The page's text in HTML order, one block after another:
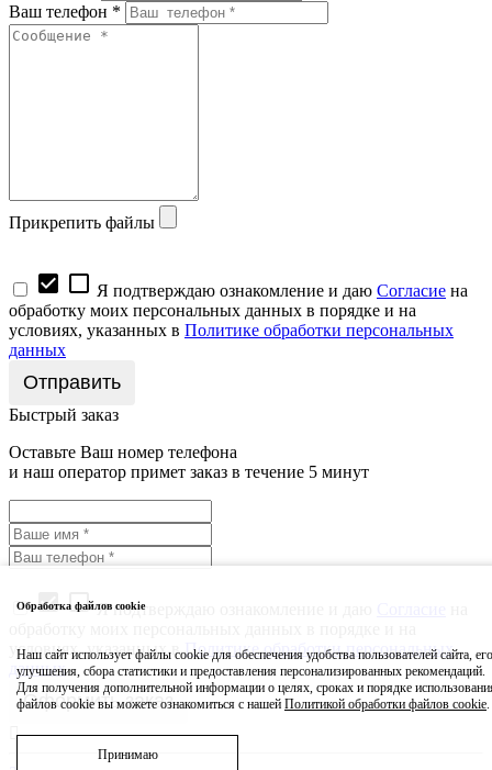
Ваш телефон *
Прикрепить файлы
check_box check_box_outline_blank Я подтверждаю ознакомление и даю Согласие на
обработку моих персональных данных в порядке и на
условиях, указанных в Политике обработки персональных
данных
Быстрый заказ
Оставьте Ваш номер телефона
и наш оператор примет заказ в течение 5 минут
check_boxcheck_box_outline_blankЯ подтверждаю ознакомление и даю
условиях, указанных вПолитике обработки персональных
данных
Обработка файлов cookie
Наш сайт использует файлы cookie для обеспечения удобства пользователей сайта, его
улучшения, сбора статистики и предоставления персонализированных рекомендаций.
Для получения дополнительной информации о целях, сроках и порядке
файлов cookie вы можете ознакомиться с нашей Политикой обработки файлов cookie.
Принимаю